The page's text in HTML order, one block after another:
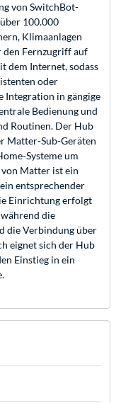
von SwitchBot-
100.000
Klimaanlagen
den Fernzugriff auf
dem Internet, sodass
oder
Integration in gängige
Bedienung und
Routinen. Der Hub
Matter-Sub-Geräten
Systeme um
Matter ist ein
entsprechender
Einrichtung erfolgt
die
die Verbindung über
eignet sich der Hub
Einstieg in ein